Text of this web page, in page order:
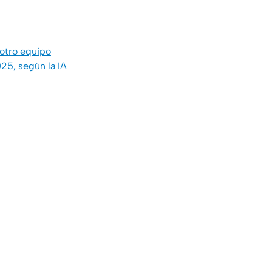
equipo
según la IA